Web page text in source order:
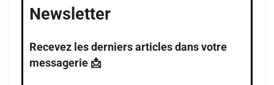
Newsletter
Recevez les derniers articles dans votre
messagerie 📩